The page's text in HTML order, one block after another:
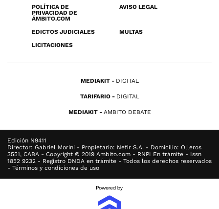
POLÍTICA DE
PRIVACIDAD DE
ÁMBITO.COM
AVISO LEGAL
EDICTOS JUDICIALES
MULTAS
LICITACIONES
MEDIAKIT DIGITAL
TARIFARIO DIGITAL
MEDIAKIT AMBITO DEBATE
Edición N9411
Director: Gabriel Morini - Propietario: Nefir S.A. - Domicilio: Olleros
3551, CABA - Copyright © 2019 Ambito.com - RNPI En trámite - Issn
1852 9232 - Registro DNDA en trámite - Todos los derechos reservados
- Términos y condiciones de uso